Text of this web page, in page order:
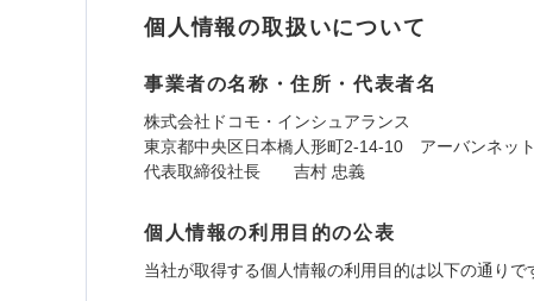
個人情報の取扱いについて
事業者の名称・住所・代表者名
株式会社ドコモ・インシュアランス
東京都中央区日本橋人形町2-14-10 アーバンネッ
代表取締役社長 吉村 忠義
個人情報の利用目的の公表
当社が取得する個人情報の利用目的は以下の通りで